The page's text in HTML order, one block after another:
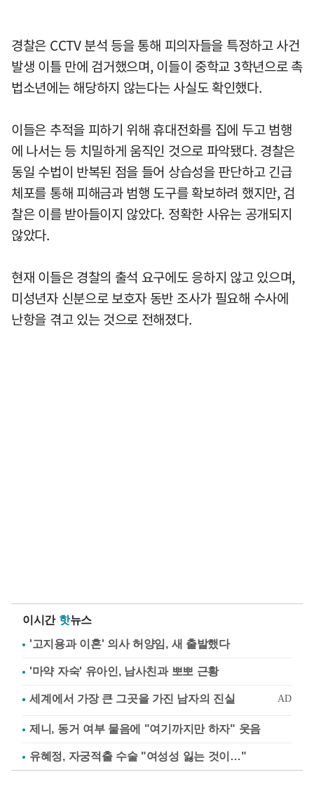
경찰은 CCTV 분석 등을 통해 피의자들을 특정하고 사건
발생 이틀 만에 검거했으며, 이들이 중학교 3학년으로 촉
법소년에는 해당하지 않는다는 사실도 확인했다.
이들은 추적을 피하기 위해 휴대전화를 집에 두고 범행
에 나서는 등 치밀하게 움직인 것으로 파악됐다. 경찰은
동일 수법이 반복된 점을 들어 상습성을 판단하고 긴급
체포를 통해 피해금과 범행 도구를 확보하려 했지만, 검
찰은 이를 받아들이지 않았다. 정확한 사유는 공개되지
않았다.
현재 이들은 경찰의 출석 요구에도 응하지 않고 있으며,
미성년자 신분으로 보호자 동반 조사가 필요해 수사에
난항을 겪고 있는 것으로 전해졌다.
이시간 핫뉴스
'고지용과 이혼' 의사 허양임, 새 출발했다
'마약 자숙' 유아인, 남사친과 뽀뽀 근황
제니, 동거 여부 물음에 "여기까지만 하자" 웃음
유혜정, 자궁적출 수술 "여성성 잃는 것이…"